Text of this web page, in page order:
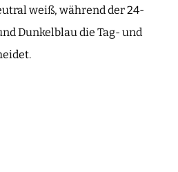
weiß, während der 24-
Dunkelblau die Tag- und